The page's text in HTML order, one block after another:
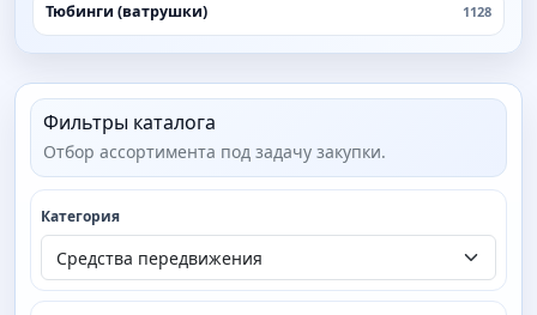
Тюбинги (ватрушки) 1128
Фильтры каталога
Отбор ассортимента под задачу закупки.
Категория